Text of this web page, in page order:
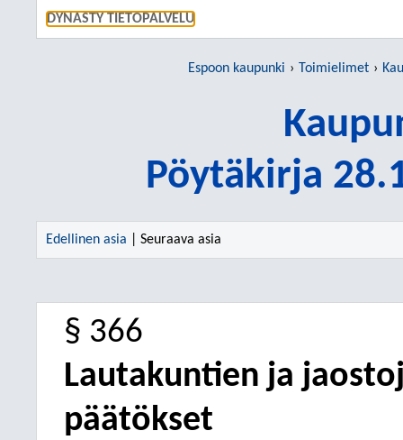
DYNASTY TIETOPALVELU
Espoon kaupunki Toimielimet
Pöytäkirja
Edellinen asia | Seuraava asia
§ 366
Lautakuntien ja
päätökset